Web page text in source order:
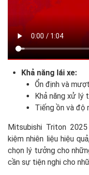
Khả năng lái xe:
Ổn định và
Khả năng xử lý
Tiếng ồn và độ
Mitsubishi Triton
kiệm nhiên liệu hiệu
chọn lý tưởng cho
cần sự tiện nghi cho